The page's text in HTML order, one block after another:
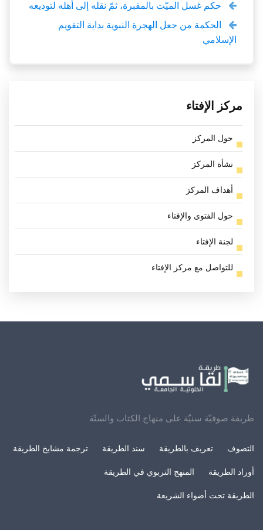
حكم غسل الميّت بالمقبرة، ثمّ نقله إلى أهله لتوديعه
الحكمة من جعل الهجرة النبوية بداية التقويم
الإسلامي
مركز الإفتاء
حول المركز
نشأة المركز
أهداف المركز
حول الفتوى والإفتاء
لجنة الإفتاء
للتواصل مع مركز الإفتاء
طريقة صوفيّة سنيّة على منهاج الكتاب والسنّة
التصوف تعريف بالطريقة سند الطريقة ترجمة مشايخ الطريقة
أوراد الطريقة المنهج التربوي في الطريقة
الطريقة تحت أضواء الشريعة